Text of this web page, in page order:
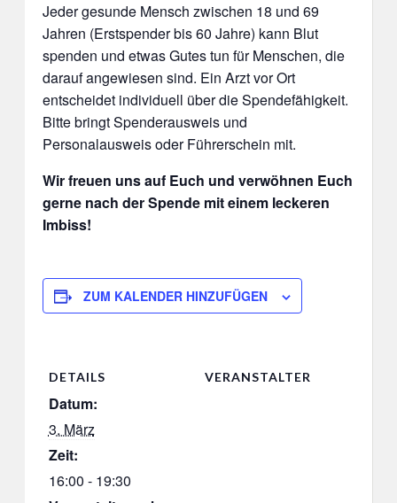
Jeder gesunde Mensch zwischen 18 und 69
Jahren (Erstspender bis 60 Jahre) kann Blut
spenden und etwas Gutes tun für Menschen, die
darauf angewiesen sind. Ein Arzt vor Ort
entscheidet individuell über die Spendefähigkeit.
Bitte bringt Spenderausweis und
Personalausweis oder Führerschein mit.
Wir freuen uns auf Euch und verwöhnen Euch
gerne nach der Spende mit einem leckeren
Imbiss!
ZUM KALENDER HINZUFÜGEN
DETAILS
Datum:
3. März
Zeit:
16:00 - 19:30
VERANSTALTER